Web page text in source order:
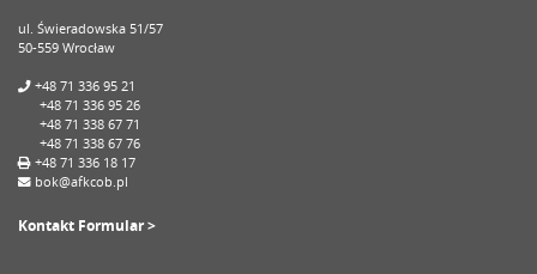
ul. Świeradowska 51/57
50-559 Wrocław
+48 71 336 95 21
+48 71 336 95 26
+48 71 338 67 71
+48 71 338 67 76
+48 71 336 18 17
bok@afkcob.pl
Kontakt Formular >